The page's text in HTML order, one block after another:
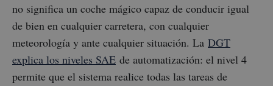
no significa un coche mágico capaz de conducir igual
de bien en cualquier carretera, con cualquier
meteorología y ante cualquier situación. La DGT
explica los niveles SAE de automatización: el nivel 4
permite que el sistema realice todas las tareas de